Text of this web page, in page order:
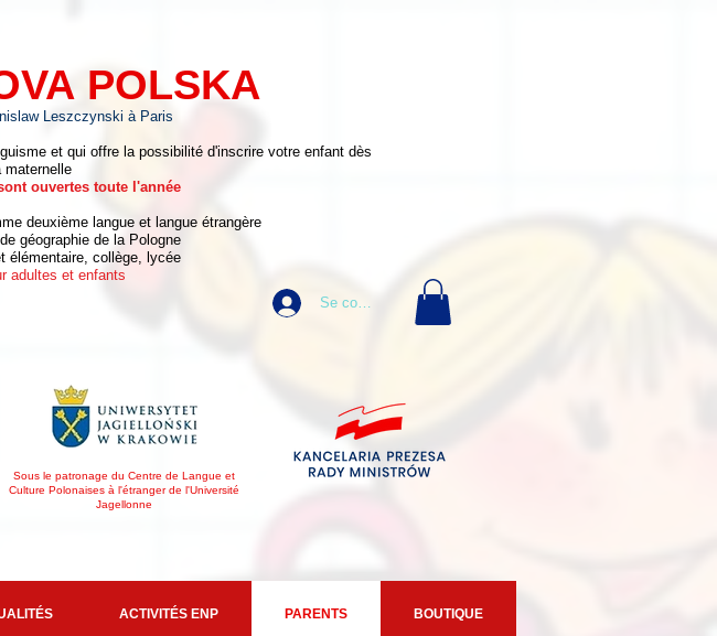
Se connecter
POLSKA
Leszczynski à Paris
et qui offre la possibilité d'inscrire votre enfant dès
maternelle
ouvertes toute l'année
deuxième langue et langue étrangère
géographie de la Pologne
élémentaire, collège, lycée
adultes et enfants
Sous le patronage du Centre de Langue et
Culture Polonaises à l'étranger de l'Université
Jagellonne
ACTIVITÉS ENP PARENTS BOUTIQUE